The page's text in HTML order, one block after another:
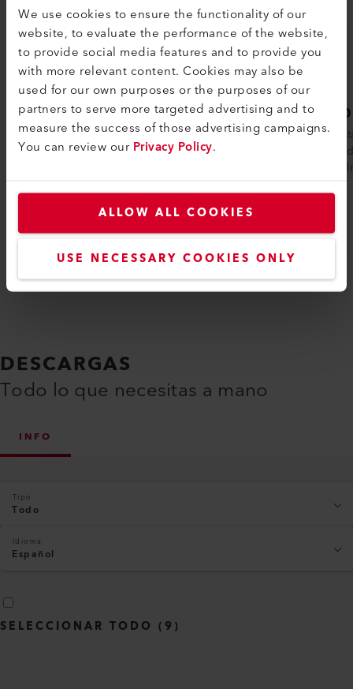
We use cookies to ensure the functionality of our
website, to evaluate the performance of the website,
to provide social media features and to provide you
with more relevant content. Cookies may also be
used for our own purposes or the purposes of our
partners to serve more targeted advertising and to
measure the success of those advertising campaigns.
You can review ourPrivacy Policy.
ALLOW ALL COOKIES
USE NECESSARY COOKIES ONLY
LE 10000 DF
El calentador de aire eléctrico de doble
brida LE 10000 DF es ideal para la
Comparar
LE
El
alto
DESCARGAS
Todo lo que necesitas a mano
INFO
Tipo
Todo
Idioma
Español
SELECCIONAR TODO ( 9 )